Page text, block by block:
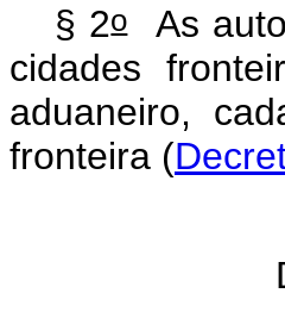
§ 2oAs
cidades
aduaneiro,
fronteira (